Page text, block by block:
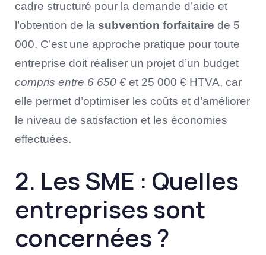
cadre structuré pour la demande d’aide et
l’obtention de la subvention forfaitaire de 5
000. C’est une approche pratique pour toute
entreprise doit réaliser un projet d’un budget
compris entre 6 650 €et 25 000 € HTVA, car
elle permet d’optimiser les coûts et d’améliorer
le niveau de satisfaction et les économies
effectuées.
2. Les SME : Quelles
entreprises sont
concernées ?